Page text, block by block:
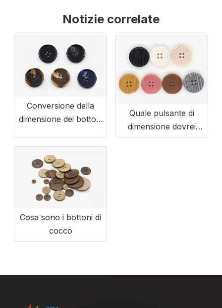
Notizie correlate
Conversione della
dimensione dei bottoni
Quale pulsante di
dimensione dovrei
usare
Cosa sono i bottoni di
cocco